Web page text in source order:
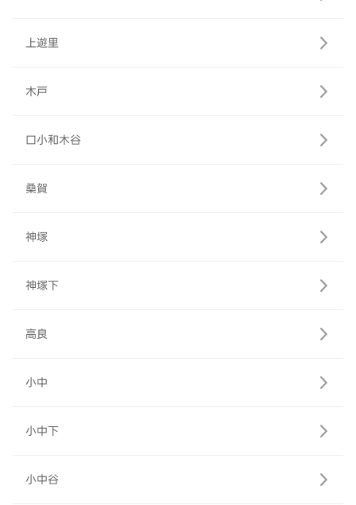
上遊里
木戸
口小和木谷
桑賀
神塚
神塚下
高良
小中
小中下
小中谷